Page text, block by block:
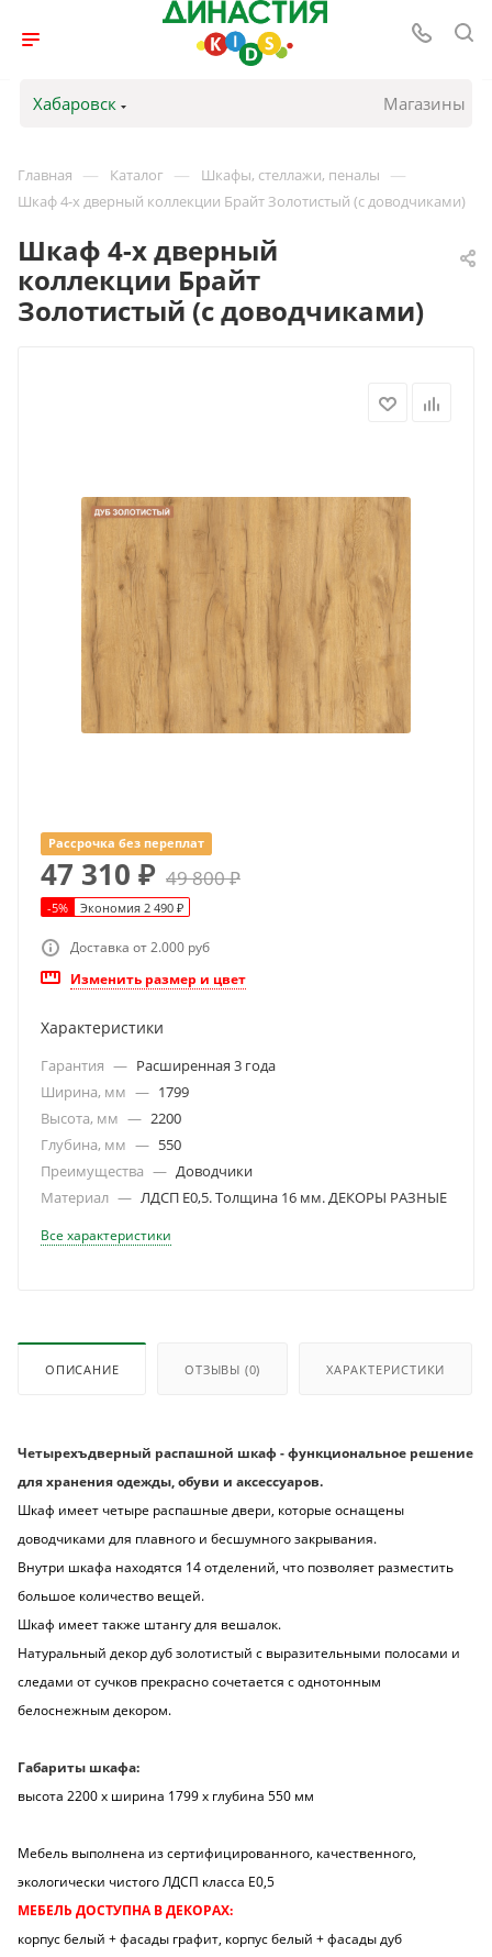
Хабаровск Магазины
Главная — Каталог — Шкафы, стеллажи, пеналы —
Шкаф 4-х дверный коллекции Брайт Золотистый (с доводчиками)
Шкаф 4-х дверный
коллекции Брайт
Золотистый (с доводчиками)
Рассрочка без переплат
47 310 ₽ 49 800₽
-5% Экономия 2 490 ₽
Доставка от 2.000 руб
Изменить размер и цвет
Характеристики
Гарантия — Расширенная 3 года
Ширина, мм — 1799
Высота, мм — 2200
Глубина, мм — 550
Преимущества — Доводчики
Материал — ЛДСП Е0,5. Толщина 16 мм. ДЕКОРЫ РАЗНЫЕ
Все характеристики
ОПИСАНИЕ ОТЗЫВЫ (0) ХАРАКТЕРИСТИКИ
Четырехъдверный распашной шкаф - функциональное решение
для хранения одежды, обуви и аксессуаров.
Шкаф имеет четыре распашные двери, которые оснащены
доводчиками для плавного и бесшумного закрывания.
Внутри шкафа находятся 14 отделений, что позволяет разместить
большое количество вещей.
Шкаф имеет также штангу для вешалок.
Натуральный декор дуб золотистый с выразительными полосами и
следами от сучков прекрасно сочетается с однотонным
белоснежным декором.
Габариты шкафа:
высота 2200 х ширина 1799 х глубина 550 мм
Мебель выполнена из сертифицированного, качественного,
экологически чистого ЛДСП класса Е0,5
МЕБЕЛЬ ДОСТУПНА В ДЕКОРАХ:
корпус белый + фасады графит, корпус белый + фасады дуб